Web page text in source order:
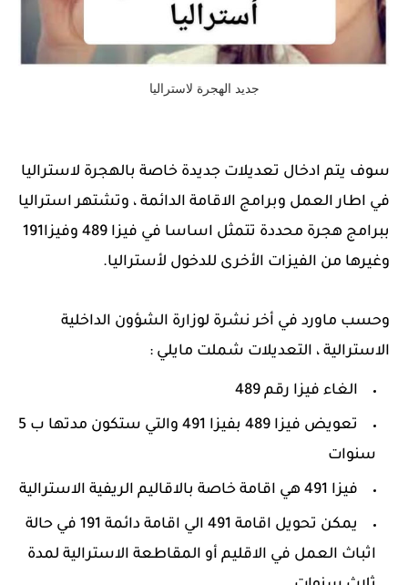
جديد الهجرة لاستراليا
سوف يتم ادخال تعديلات جديدة خاصة بالهجرة لاستراليا
في اطار العمل وبرامج الاقامة الدائمة ، وتشتهر استراليا
ببرامج هجرة محددة تتمثل اساسا في فيزا 489 وفيزا191
وغيرها من الفيزات الأخرى للدخول لأستراليا.
وحسب ماورد في أخر نشرة لوزارة الشؤون الداخلية
الاسترالية ، التعديلات شملت مايلي :
الغاء فيزا رقم 489
تعويض فيزا 489 بفيزا 491 والتي ستكون مدتها ب 5
سنوات
فيزا 491 هي اقامة خاصة بالاقاليم الريفية الاسترالية
يمكن تحويل اقامة 491 الي اقامة دائمة 191 في حالة
اثباث العمل في الاقليم أو المقاطعة الاسترالية لمدة